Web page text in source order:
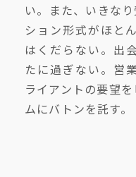
い。また、いきな
ション形式がほと
はくだらない。出
たに過ぎない。営
ライアントの要望
ムにバトンを託す。